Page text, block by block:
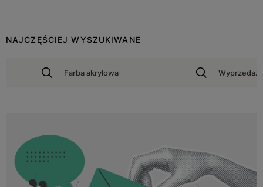
NAJCZĘŚCIEJ WYSZUKIWANE
Farba akrylowa Wyprzedaż